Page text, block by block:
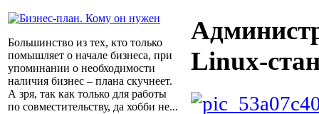
Большинство из тех, кто только
помышляет о начале бизнеса, при
упоминании о необходимости
наличия бизнес – плана скучнеет.
А зря, так как только для работы
по совместительству, да хобби не...
Linux-